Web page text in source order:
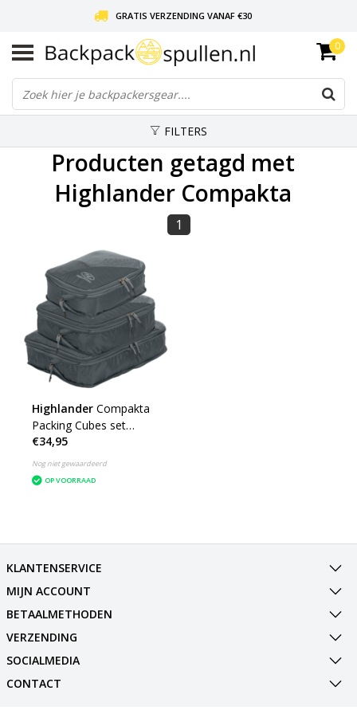
GRATIS VERZENDING VANAF €30
LIEFDE VOOR BACKPACKEN!
30 DAGEN GRATIS RETOUR
0
FILTERS
Producten getagd met
Highlander Compakta
1
Highlander Compakta
Packing Cubes set
compressie - grijs
€34,95
Nog niet gewaardeerd
OP VOORRAAD
KLANTENSERVICE
MIJN ACCOUNT
BETAALMETHODEN
VERZENDING
SOCIALMEDIA
CONTACT